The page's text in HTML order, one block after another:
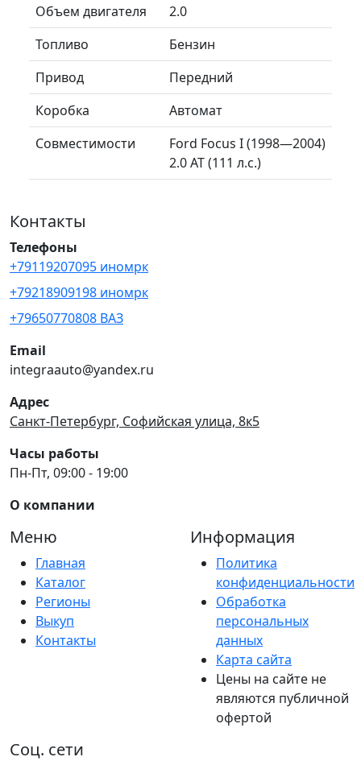
Объем двигателя
2.0
Топливо
Бензин
Привод
Передний
Коробка
Автомат
Совместимости
Ford Focus I (1998—2004)
2.0 AT (111 л.с.)
Контакты
Телефоны
+79119207095 иномрк
+79218909198 иномрк
+79650770808 ВАЗ
Email
integraauto@yandex.ru
Адрес
Санкт-Петербург, Софийская улица, 8к5
Часы работы
Пн-Пт, 09:00 - 19:00
О компании
Меню
Главная
Каталог
Регионы
Выкуп
Контакты
Информация
Политика
конфиденциальности
Обработка
персональных
данных
Карта сайта
Цены на сайте не
являются публичной
офертой
Соц. сети